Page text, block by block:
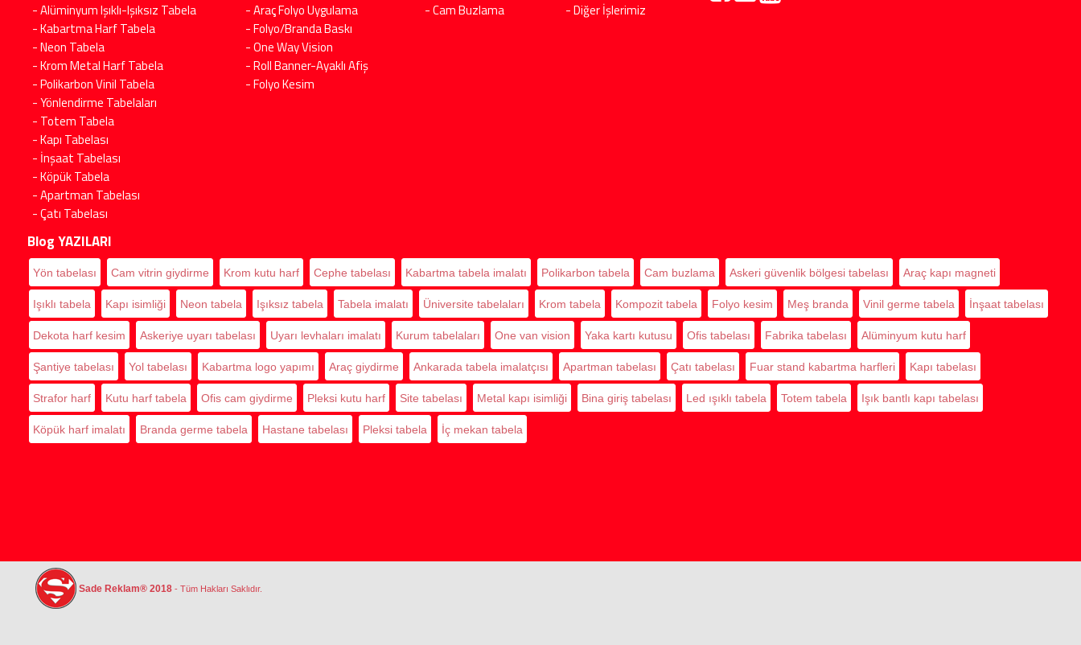
- Alüminyum Işıklı-Işıksız Tabela
- Kabartma Harf Tabela
- Neon Tabela
- Krom Metal Harf Tabela
- Polikarbon Vinil Tabela
- Yönlendirme Tabelaları
- Totem Tabela
- Kapı Tabelası
- İnşaat Tabelası
- Köpük Tabela
- Apartman Tabelası
- Çatı Tabelası
- Araç Folyo Uygulama
- Folyo/Branda Baskı
- One Way Vision
- Roll Banner-Ayaklı Afiş
- Folyo Kesim
- Cam Buzlama - Diğer İşlerimiz
Blog YAZILARI
Yön tabelası Cam vitrin giydirme Krom kutu harf Cephe tabelası Kabartma tabela imalatı Polikarbon tabela Cam buzlama Askeri güvenlik bölgesi tabelası Araç kapı magneti
Işıklı tabela Kapı isimliği Neon tabela Işıksız tabela Tabela imalatı Üniversite tabelaları Krom tabela Kompozit tabela Folyo kesim Meş branda Vinil germe tabela İnşaat tabelası
Dekota harf kesim Askeriye uyarı tabelası Uyarı levhaları imalatı Kurum tabelaları One van vision Yaka kartı kutusu Ofis tabelası Fabrika tabelası Alüminyum kutu harf
Şantiye tabelası Yol tabelası Kabartma logo yapımı Araç giydirme Ankarada tabela imalatçısı Apartman tabelası Çatı tabelası Fuar stand kabartma harfleri Kapı tabelası
Strafor harf Kutu harf tabela Ofis cam giydirme Pleksi kutu harf Site tabelası Metal kapı isimliği Bina giriş tabelası Led ışıklı tabela Totem tabela Işık bantlı kapı tabelası
Köpük harf imalatı Branda germe tabela Hastane tabelası Pleksi tabela İç mekan tabela
Sade Reklam® 2018- Tüm Hakları Saklıdır.